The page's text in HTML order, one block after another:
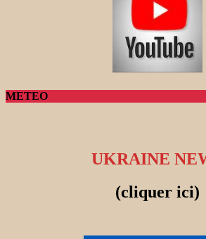
METEO
UKRAINE
(cliquer ici)